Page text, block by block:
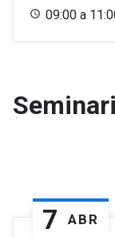
09:00 a
7 ABR